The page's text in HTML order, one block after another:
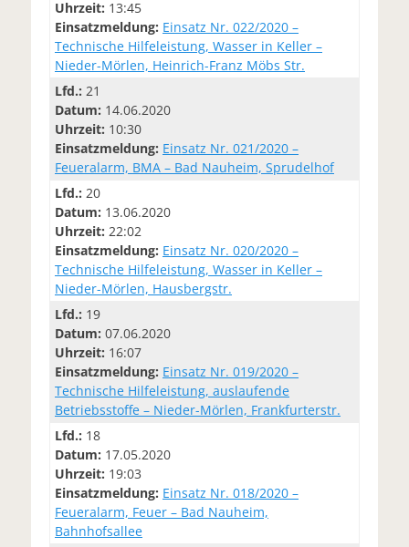
Uhrzeit: 13:45
Einsatzmeldung: Einsatz Nr. 022/2020 –
Technische Hilfeleistung, Wasser in Keller –
Nieder-Mörlen, Heinrich-Franz Möbs Str.
Lfd.: 21
Datum: 14.06.2020
Uhrzeit: 10:30
Einsatzmeldung: Einsatz Nr. 021/2020 –
Feueralarm, BMA – Bad Nauheim, Sprudelhof
Lfd.: 20
Datum: 13.06.2020
Uhrzeit: 22:02
Einsatzmeldung: Einsatz Nr. 020/2020 –
Technische Hilfeleistung, Wasser in Keller –
Nieder-Mörlen, Hausbergstr.
Lfd.: 19
Datum: 07.06.2020
Uhrzeit: 16:07
Einsatzmeldung: Einsatz Nr. 019/2020 –
Technische Hilfeleistung, auslaufende
Betriebsstoffe – Nieder-Mörlen, Frankfurterstr.
Lfd.: 18
Datum: 17.05.2020
Uhrzeit: 19:03
Einsatzmeldung: Einsatz Nr. 018/2020 –
Feueralarm, Feuer – Bad Nauheim,
Bahnhofsallee